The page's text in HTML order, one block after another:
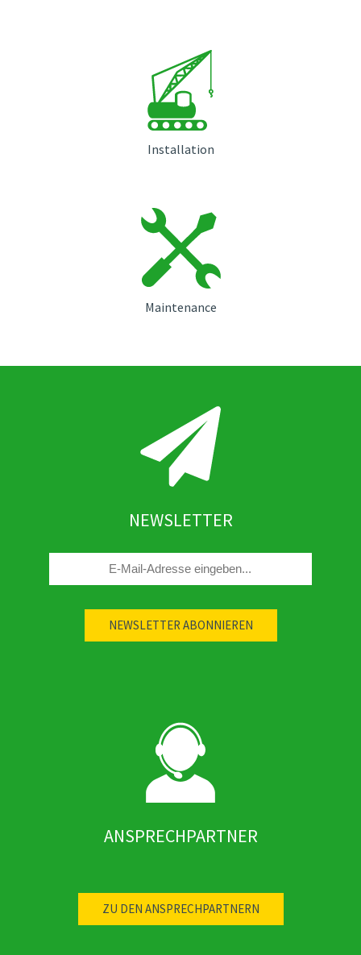
Installation
Maintenance
NEWSLETTER
ANSPRECHPARTNER
ZU DEN ANSPRECHPARTNERN